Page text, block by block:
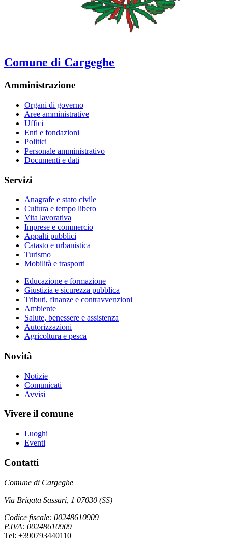
Comune di Cargeghe
Amministrazione
Organi di governo
Aree amministrative
Uffici
Enti e fondazioni
Politici
Personale amministrativo
Documenti e dati
Servizi
Anagrafe e stato civile
Cultura e tempo libero
Vita lavorativa
Imprese e commercio
Appalti pubblici
Catasto e urbanistica
Turismo
Mobilità e trasporti
Educazione e formazione
Giustizia e sicurezza pubblica
Tributi, finanze e contravvenzioni
Ambiente
Salute, benessere e assistenza
Autorizzazioni
Agricoltura e pesca
Novità
Notizie
Comunicati
Avvisi
Vivere il comune
Luoghi
Eventi
Contatti
Comune di Cargeghe
Via Brigata Sassari, 1 07030 (SS)
Codice fiscale: 00248610909
P.IVA: 00248610909
Tel: +390793440110